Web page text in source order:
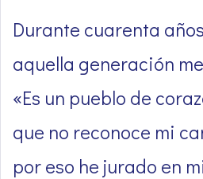
Durante cuarenta años
aquella generación
«Es un pueblo de
que no reconoce mi
por eso he jurado en